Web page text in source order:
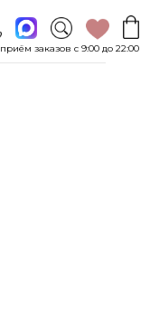
приём заказов с 9:00 до 22:00